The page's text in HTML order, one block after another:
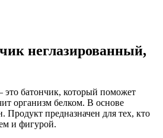
неглазированный,
батончик, который поможет
организм белком. В основе
Продукт предназначен для тех, кто
и фигурой.